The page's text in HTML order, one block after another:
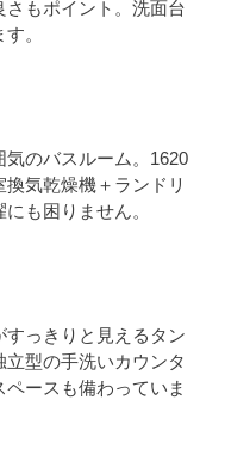
もポイント。洗面台
。
のバスルーム。1620
気乾燥機＋ランドリ
も困りません。
っきりと見えるタン
型の手洗いカウンタ
ースも備わっていま